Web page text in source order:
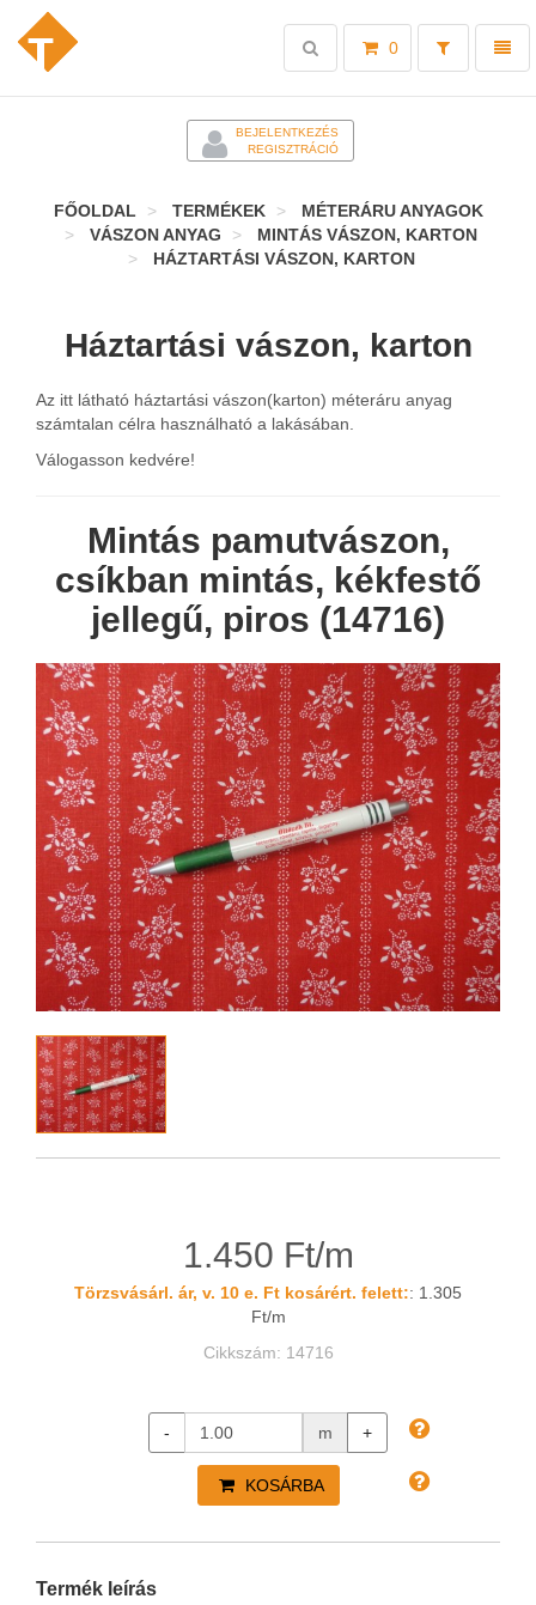
Toggle
0
Toggle
search
BEJELENTKEZÉS
REGISZTRÁCIÓ
FŐOLDAL TERMÉKEK
MÉTERÁRU ANYAGOK
VÁSZON ANYAG
MINTÁS VÁSZON, KARTON
HÁZTARTÁSI VÁSZON, KARTON
Háztartási vászon, karton
Az itt látható háztartási vászon(karton) méteráru anyag
számtalan célra használható a lakásában.
Válogasson kedvére!
Mintás pamutvászon,
csíkban mintás, kékfestő
jellegű, piros (14716)
1.450 Ft/m
Törzsvásárl. ár, v. 10 e. Ft kosárért. felett:: 1.305
Ft/m
Cikkszám: 14716
- m +
KOSÁRBA
Termék leírás